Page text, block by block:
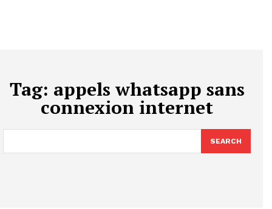
Tag: appels whatsapp sans
connexion internet
SEARCH